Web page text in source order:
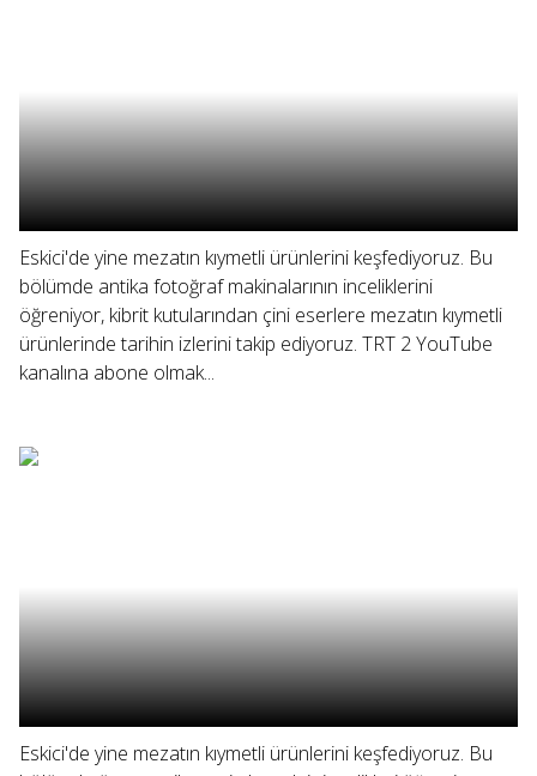
Eskici'de yine mezatın kıymetli ürünlerini keşfediyoruz. Bu
bölümde antika fotoğraf makinalarının inceliklerini
öğreniyor, kibrit kutularından çini eserlere mezatın kıymetli
ürünlerinde tarihin izlerini takip ediyoruz. TRT 2 YouTube
kanalına abone olmak...
Eskici'de yine mezatın kıymetli ürünlerini keşfediyoruz. Bu